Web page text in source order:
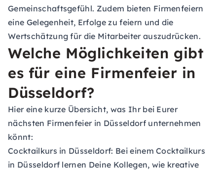
Gemeinschaftsgefühl. Zudem bieten Firmenfeiern
eine Gelegenheit, Erfolge zu feiern und die
Wertschätzung für die Mitarbeiter auszudrücken.
Welche Möglichkeiten gibt
es für eine Firmenfeier in
Düsseldorf?
Hier eine kurze Übersicht, was Ihr bei Eurer
nächsten Firmenfeier in Düsseldorf unternehmen
könnt:
Cocktailkurs in Düsseldorf: Bei einem Cocktailkurs
in Düsseldorf lernen Deine Kollegen, wie kreative